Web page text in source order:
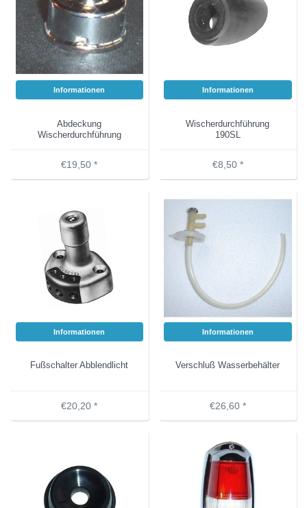
Informationen
Abdeckung
Wischerdurchführung
€19,50 *
Informationen
Wischerdurchführung
190SL
€8,50 *
Informationen
Fußschalter Abblendlicht
€20,20 *
Informationen
Verschluß Wasserbehälter
€26,60 *